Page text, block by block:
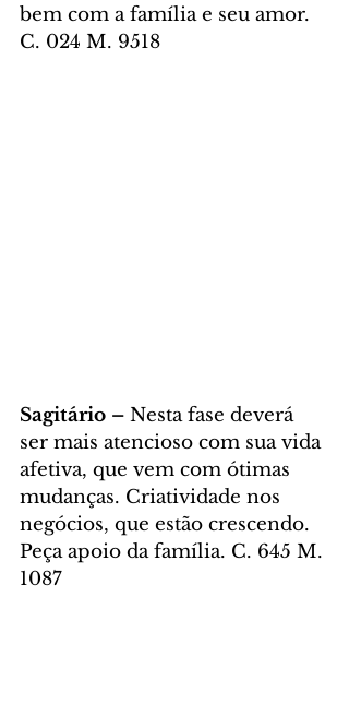
bem com a família e seu amor.
C. 024 M. 9518
Sagitário – Nesta fase deverá
ser mais atencioso com sua vida
afetiva, que vem com ótimas
mudanças. Criatividade nos
negócios, que estão crescendo.
Peça apoio da família. C. 645 M.
1087